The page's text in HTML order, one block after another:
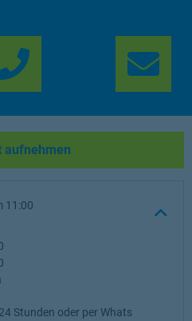
in New
aufnehmen
11:00
Stunden oder per Whats